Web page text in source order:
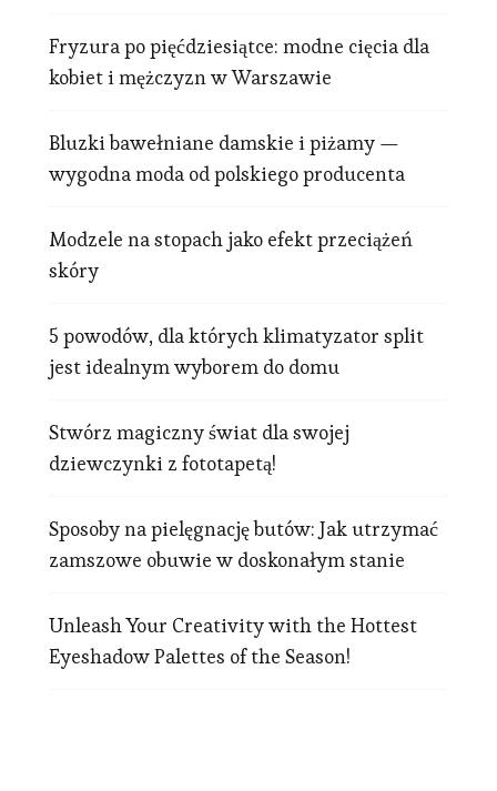
Fryzura po pięćdziesiątce: modne cięcia dla
kobiet i mężczyzn w Warszawie
Bluzki bawełniane damskie i piżamy —
wygodna moda od polskiego producenta
Modzele na stopach jako efekt przeciążeń
skóry
5 powodów, dla których klimatyzator split
jest idealnym wyborem do domu
Stwórz magiczny świat dla swojej
dziewczynki z fototapetą!
Sposoby na pielęgnację butów: Jak utrzymać
zamszowe obuwie w doskonałym stanie
Unleash Your Creativity with the Hottest
Eyeshadow Palettes of the Season!